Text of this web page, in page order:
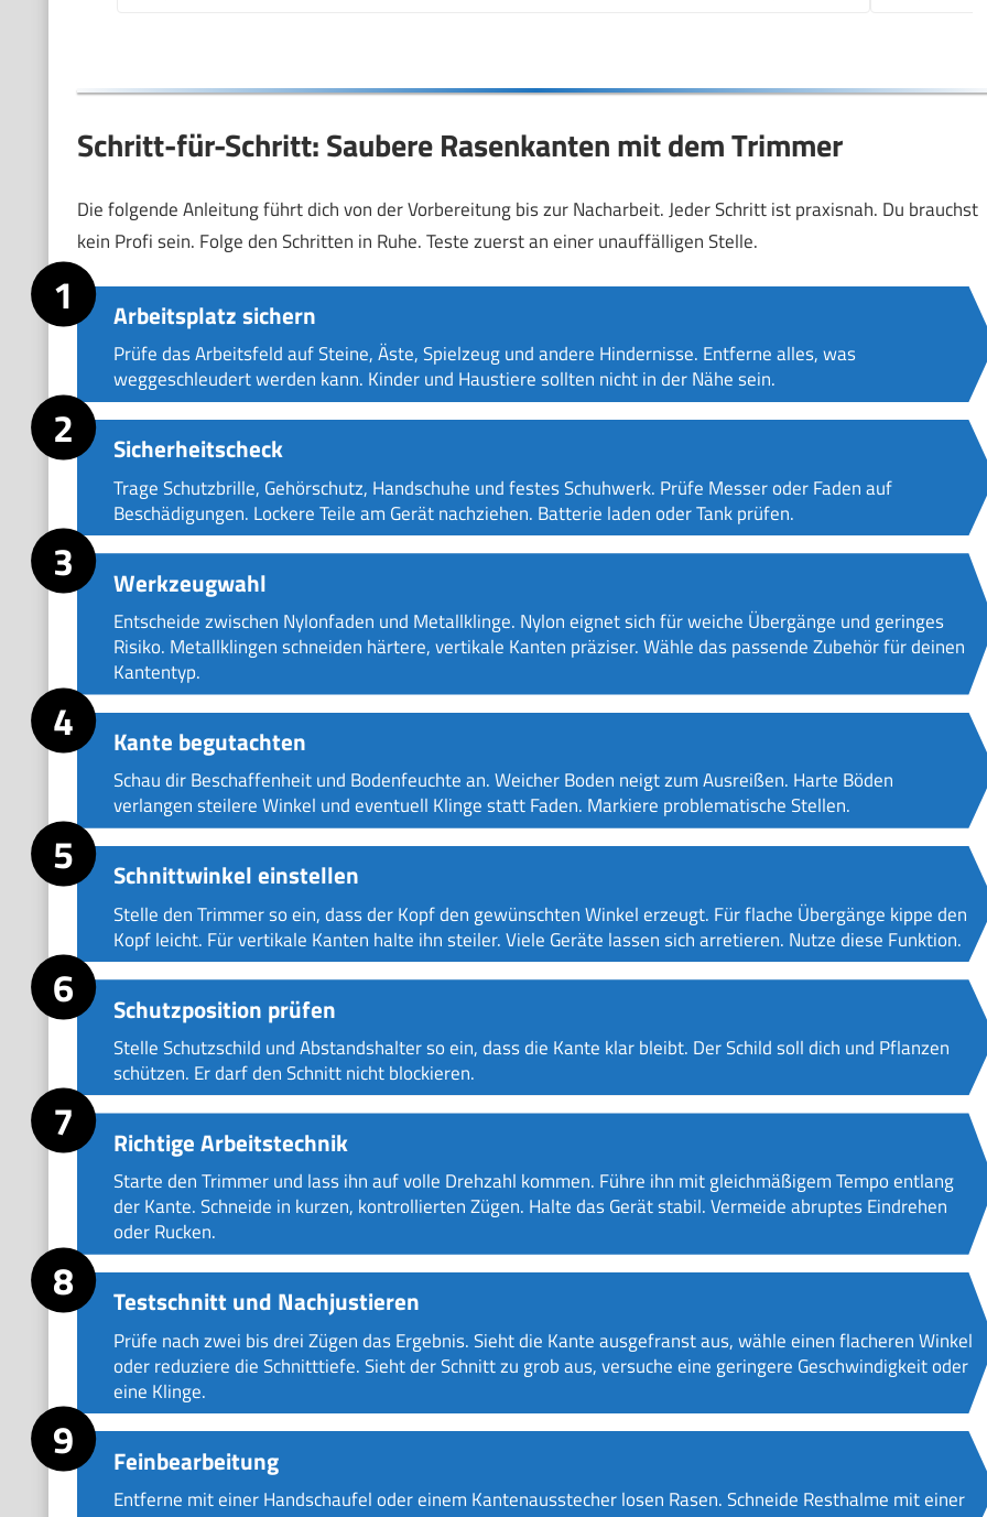
Schritt-für-Schritt: Saubere Rasenkanten mit dem Trimmer
Die folgende Anleitung führt dich von der Vorbereitung bis zur Nacharbeit. Jeder Schritt ist praxisnah. Du brauchst
kein Profi sein. Folge den Schritten in Ruhe. Teste zuerst an einer unauffälligen Stelle.
Arbeitsplatz sichern
Prüfe das Arbeitsfeld auf Steine, Äste, Spielzeug und andere Hindernisse. Entferne alles, was
weggeschleudert werden kann. Kinder und Haustiere sollten nicht in der Nähe sein.
Sicherheitscheck
Trage Schutzbrille, Gehörschutz, Handschuhe und festes Schuhwerk. Prüfe Messer oder Faden auf
Beschädigungen. Lockere Teile am Gerät nachziehen. Batterie laden oder Tank prüfen.
Werkzeugwahl
Entscheide zwischen Nylonfaden und Metallklinge. Nylon eignet sich für weiche Übergänge und geringes
Risiko. Metallklingen schneiden härtere, vertikale Kanten präziser. Wähle das passende Zubehör für deinen
Kantentyp.
Kante begutachten
Schau dir Beschaffenheit und Bodenfeuchte an. Weicher Boden neigt zum Ausreißen. Harte Böden
verlangen steilere Winkel und eventuell Klinge statt Faden. Markiere problematische Stellen.
Schnittwinkel einstellen
Stelle den Trimmer so ein, dass der Kopf den gewünschten Winkel erzeugt. Für flache Übergänge kippe den
Kopf leicht. Für vertikale Kanten halte ihn steiler. Viele Geräte lassen sich arretieren. Nutze diese Funktion.
Schutzposition prüfen
Stelle Schutzschild und Abstandshalter so ein, dass die Kante klar bleibt. Der Schild soll dich und Pflanzen
schützen. Er darf den Schnitt nicht blockieren.
Richtige Arbeitstechnik
Starte den Trimmer und lass ihn auf volle Drehzahl kommen. Führe ihn mit gleichmäßigem Tempo entlang
der Kante. Schneide in kurzen, kontrollierten Zügen. Halte das Gerät stabil. Vermeide abruptes Eindrehen
oder Rucken.
Testschnitt und Nachjustieren
Prüfe nach zwei bis drei Zügen das Ergebnis. Sieht die Kante ausgefranst aus, wähle einen flacheren Winkel
oder reduziere die Schnitttiefe. Sieht der Schnitt zu grob aus, versuche eine geringere Geschwindigkeit oder
eine Klinge.
Feinbearbeitung
Entferne mit einer Handschaufel oder einem Kantenausstecher losen Rasen. Schneide Resthalme mit einer